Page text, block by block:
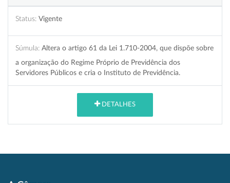
Status: Vigente
Súmula: Altera o artigo 61 da Lei 1.710-2004, que dispõe sobre
a organização do Regime Próprio de Previdência dos
Servidores Públicos e cria o Instituto de Previdência.
DETALHES